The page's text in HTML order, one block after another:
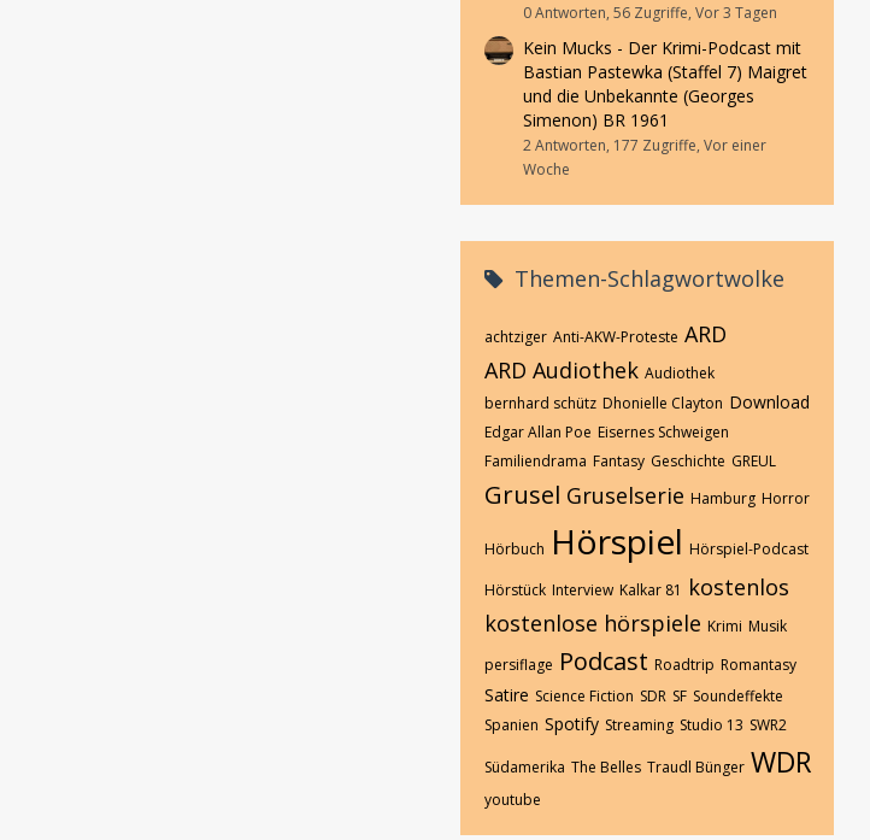
0 Antworten, 56 Zugriffe, Vor 3 Tagen
Kein Mucks - Der Krimi-Podcast mit
Bastian Pastewka (Staffel 7) Maigret
und die Unbekannte (Georges
Simenon) BR 1961
2 Antworten, 177 Zugriffe, Vor einer
Woche
Themen-Schlagwortwolke
achtziger Anti-AKW-Proteste ARD
ARD Audiothek Audiothek
bernhard schütz Dhonielle Clayton Download
Edgar Allan Poe Eisernes Schweigen
Familiendrama Fantasy Geschichte GREUL
Grusel Gruselserie Hamburg Horror
Hörbuch Hörspiel Hörspiel-Podcast
Hörstück Interview Kalkar 81 kostenlos
kostenlose hörspiele Krimi Musik
persiflage Podcast Roadtrip Romantasy
Satire Science Fiction SDR SF Soundeffekte
Spanien Spotify Streaming Studio 13 SWR2
Südamerika The Belles Traudl Bünger WDR
youtube